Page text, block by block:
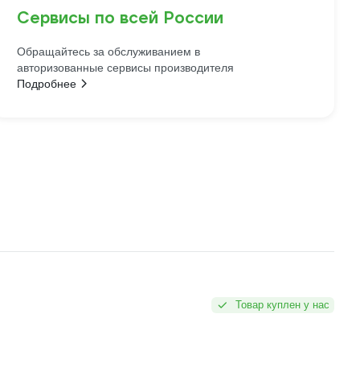
Сервисы по всей России
Обращайтесь за обслуживанием в
авторизованные сервисы производителя
Подробнее
Товар куплен у нас